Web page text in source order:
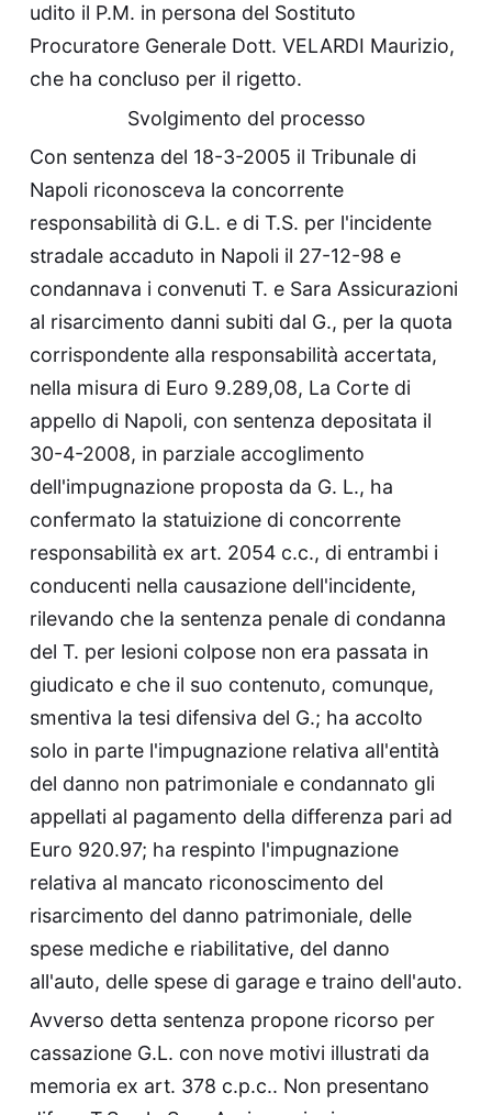
udito il P.M. in persona del Sostituto
Procuratore Generale Dott. VELARDI Maurizio,
che ha concluso per il rigetto.
Svolgimento del processo
Con sentenza del 18-3-2005 il Tribunale di
Napoli riconosceva la concorrente
responsabilità di G.L. e di T.S. per l'incidente
stradale accaduto in Napoli il 27-12-98 e
condannava i convenuti T. e Sara Assicurazioni
al risarcimento danni subiti dal G., per la quota
corrispondente alla responsabilità accertata,
nella misura di Euro 9.289,08, La Corte di
appello di Napoli, con sentenza depositata il
30-4-2008, in parziale accoglimento
dell'impugnazione proposta da G. L., ha
confermato la statuizione di concorrente
responsabilità ex art. 2054 c.c., di entrambi i
conducenti nella causazione dell'incidente,
rilevando che la sentenza penale di condanna
del T. per lesioni colpose non era passata in
giudicato e che il suo contenuto, comunque,
smentiva la tesi difensiva del G.; ha accolto
solo in parte l'impugnazione relativa all'entità
del danno non patrimoniale e condannato gli
appellati al pagamento della differenza pari ad
Euro 920.97; ha respinto l'impugnazione
relativa al mancato riconoscimento del
risarcimento del danno patrimoniale, delle
spese mediche e riabilitative, del danno
all'auto, delle spese di garage e traino dell'auto.
Avverso detta sentenza propone ricorso per
cassazione G.L. con nove motivi illustrati da
memoria ex art. 378 c.p.c.. Non presentano